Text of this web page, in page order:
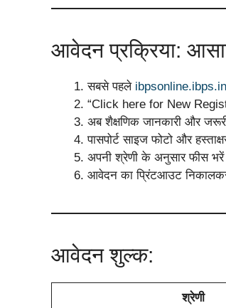
आवेदन प्रक्रिया:
सबसे पहले
“Click here for New
अब शैक्षणिक जानकारी और
पासपोर्ट साइज फोटो और
अपनी श्रेणी के अनुसार फीस
आवेदन का प्रिंटआउट
आवेदन शुल्क:
श्रेणी